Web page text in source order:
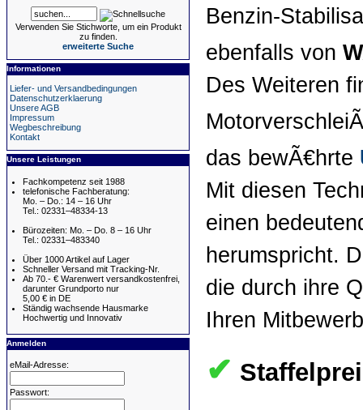
Verwenden Sie Stichworte, um ein Produkt
zu finden.
erweiterte Suche
Informationen
Liefer- und Versandbedingungen
Datenschutzerklaerung
Unsere AGB
Impressum
Wegbeschreibung
Kontakt
Unsere Leistungen
Fachkompetenz seit 1988
telefonische Fachberatung:
Mo. – Do.: 14 – 16 Uhr
Tel.: 02331–48334-13
Bürozeiten: Mo. – Do. 8 – 16 Uhr
Tel.: 02331–483340
Über 1000 Artikel auf Lager
Schneller Versand mit Tracking-Nr.
Ab 70.- € Warenwert versandkostenfrei,
darunter Grundporto nur
5,00 € in DE
Ständig wachsende Hausmarke
Hochwertig und Innovativ
Anmelden
eMail-Adresse:
Passwort:
Benzin-
ebenfalls von
Des Weiteren
das bewÃ€hrte
Mit diesen
einen
herumspricht.
die durch ihre
Ihren
✔